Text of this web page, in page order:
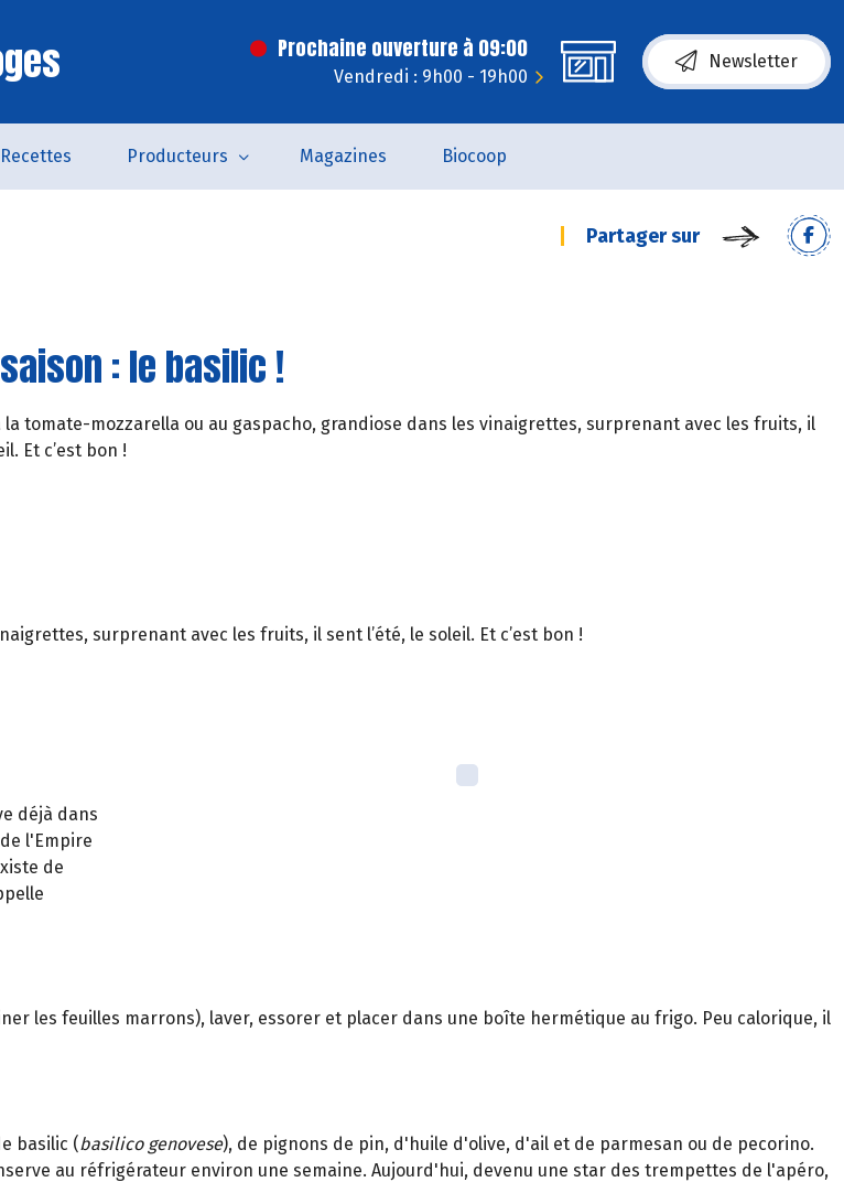
Prochaine ouverture à 09:00
Vendredi : 9h00 - 19h00
Newsletter
Recettes Producteurs Magazines Biocoop
Partager sur
: le basilic !
la tomate-mozzarella ou au gaspacho, grandiose dans les vinaigrettes, surprenant avec les fruits, il
Et c’est bon !
surprenant avec les fruits, il sent l’été, le soleil. Et c’est bon !
déjà dans
l'Empire
de
les feuilles marrons), laver, essorer et placer dans une boîte hermétique au frigo. Peu calorique, il
basilic (basilico genovese), de pignons de pin, d'huile d'olive, d'ail et de parmesan ou de pecorino.
au réfrigérateur environ une semaine. Aujourd'hui, devenu une star des trempettes de l'apéro,